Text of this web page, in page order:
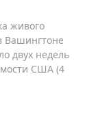
живого
Вашингтоне
двух недель
США (4